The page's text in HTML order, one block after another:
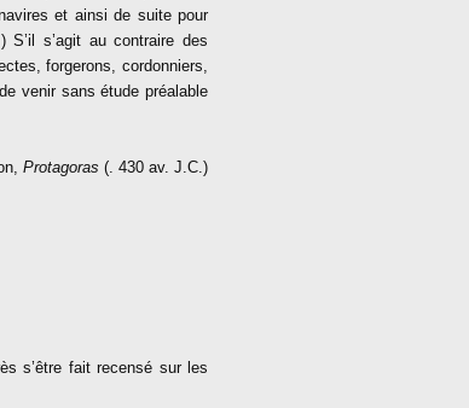
et ainsi de suite pour
S’il s’agit au contraire des
forgerons, cordonniers,
venir sans étude préalable
Protagoras (. 430 av. J.C.)
s’être fait recensé sur les